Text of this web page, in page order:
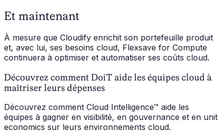
Et maintenant
À mesure que Cloudify enrichit son portefeuille produit
et, avec lui, ses besoins cloud, Flexsave for Compute
continuera à optimiser et automatiser ses coûts cloud.
Découvrez comment DoiT aide les équipes cloud à
maîtriser leurs dépenses
Découvrez comment Cloud Intelligence™ aide les
équipes à gagner en visibilité, en gouvernance et en unit
economics sur leurs environnements cloud.